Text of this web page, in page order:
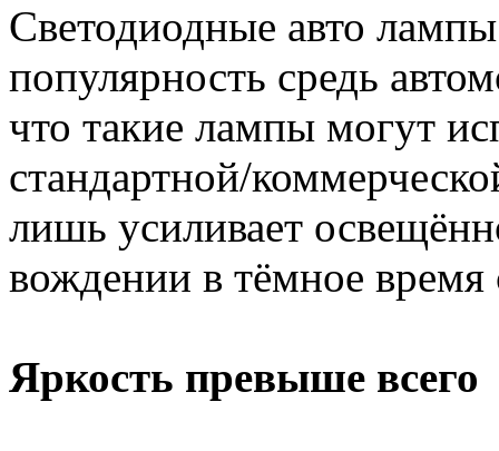
Светодиодные авто
популярность средь
что такие лампы могут
стандартной/
лишь усиливает
вождении в тёмное время
Яркость превыше всего